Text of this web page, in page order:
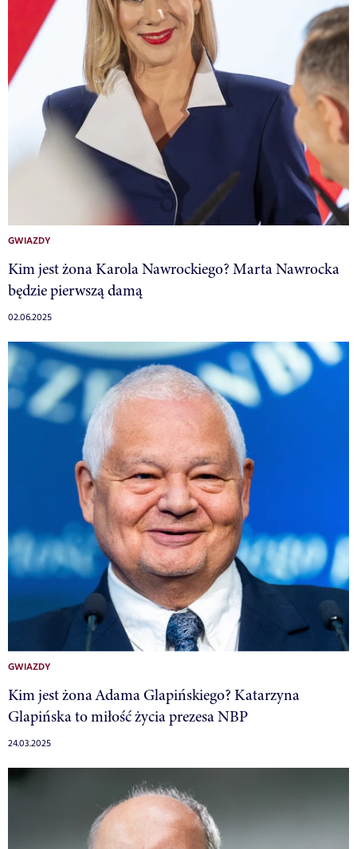
GWIAZDY
Kim jest żona Karola Nawrockiego? Marta Nawrocka
będzie pierwszą damą
02.06.2025
GWIAZDY
Kim jest żona Adama Glapińskiego? Katarzyna
Glapińska to miłość życia prezesa NBP
24.03.2025